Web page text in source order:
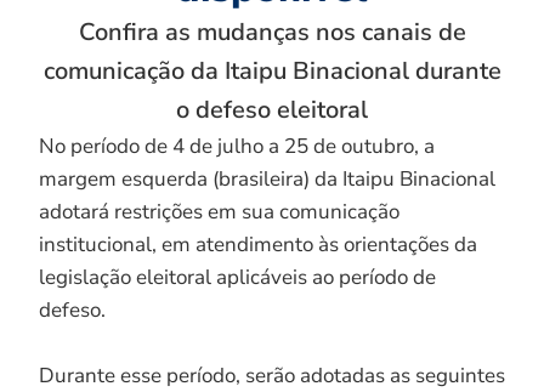
Confira as mudanças nos canais de
comunicação da Itaipu Binacional durante
o defeso eleitoral
No período de 4 de julho a 25 de outubro, a
margem esquerda (brasileira) da Itaipu Binacional
adotará restrições em sua comunicação
institucional, em atendimento às orientações da
legislação eleitoral aplicáveis ao período de
defeso.
Durante esse período, serão adotadas as seguintes